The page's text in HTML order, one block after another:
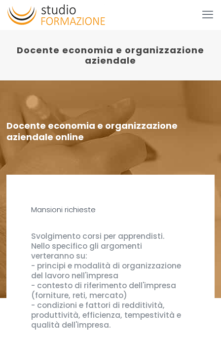
Docente economia e organizzazione
aziendale
Docente economia e organizzazione
aziendale online
Mansioni richieste
Svolgimento corsi per apprendisti.
Nello specifico gli argomenti
verteranno su:
- principi e modalità di organizzazione
del lavoro nell'impresa
- contesto di riferimento dell'impresa
(forniture, reti, mercato)
- condizioni e fattori di redditività,
produttività, efficienza, tempestività e
qualità dell'impresa.